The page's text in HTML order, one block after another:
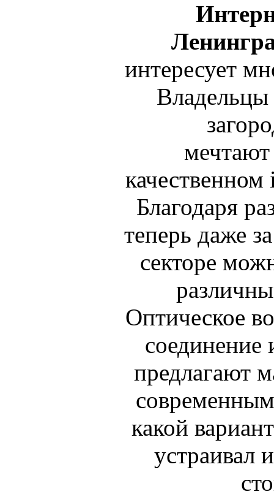
интересует
Владельцы
Благодаря
теперь даже
секторе
Оптическое
соединение
предлагают
какой
устраивал